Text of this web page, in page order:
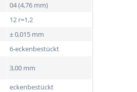
04 (4,76 mm)
12 r=1,2
± 0,015 mm
6-eckenbestückt
3,00 mm
eckenbestückt